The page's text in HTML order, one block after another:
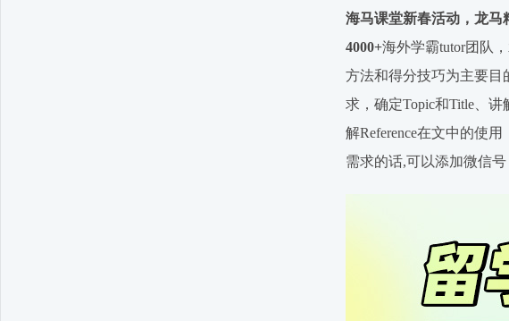
海马课堂新春活动，龙马
4000+海外学霸tutor团队
方法和得分技巧为主要目
求，确定Topic和Title、
解Reference在文中的使
需求的话,可以添加微信号